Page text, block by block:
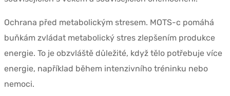
Ochrana před metabolickým stresem. MOTS-c pomáhá
buňkám zvládat metabolický stres zlepšením produkce
energie. To je obzvláště důležité, když tělo potřebuje více
energie, například během intenzivního tréninku nebo
nemoci.